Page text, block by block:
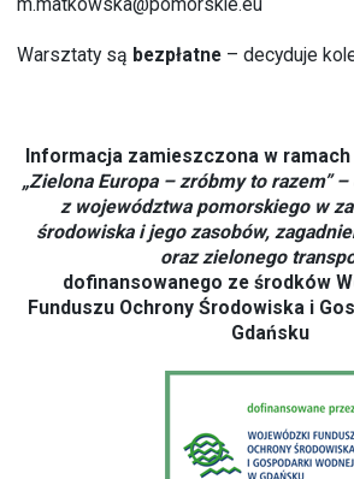
Warsztaty są bezpłatne – decyduje
Informacja zamieszczona w
„Zielona Europa – zróbmy to razem”
z województwa pomorskiego w
środowiska i jego zasobów,
oraz zielonego
dofinansowanego ze środków
Funduszu Ochrony Środowiska i
Gdańsku